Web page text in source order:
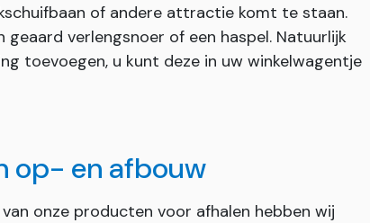
of andere attractie komt te staan.
verlengsnoer of een haspel. Natuurlijk
toevoegen, u kunt deze in uw winkelwagentje
op- en afbouw
onze producten voor afhalen hebben wij